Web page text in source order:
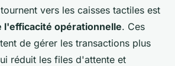
vers les caisses tactiles est
l'efficacité opérationnelle. Ces
de gérer les transactions plus
réduit les files d'attente et